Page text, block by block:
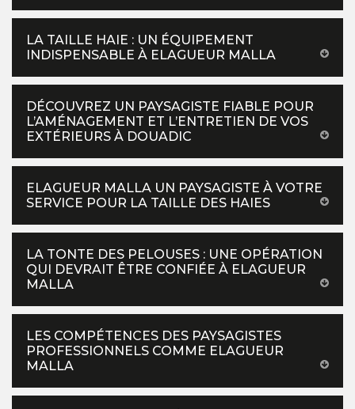
LA TAILLE HAIE : UN ÉQUIPEMENT
INDISPENSABLE À ELAGUEUR MALLA
DÉCOUVREZ UN PAYSAGISTE FIABLE POUR
L’AMÉNAGEMENT ET L’ENTRETIEN DE VOS
EXTÉRIEURS À DOUADIC
ELAGUEUR MALLA UN PAYSAGISTE À VOTRE
SERVICE POUR LA TAILLE DES HAIES
LA TONTE DES PELOUSES : UNE OPÉRATION
QUI DEVRAIT ÊTRE CONFIÉE À ELAGUEUR
MALLA
LES COMPÉTENCES DES PAYSAGISTES
PROFESSIONNELS COMME ELAGUEUR
MALLA